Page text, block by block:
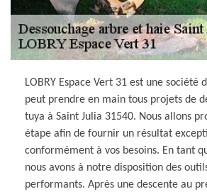
LOBRY Espace Vert 31 est une société
peut prendre en main tous projets de
tuya à Saint Julia 31540. Nous allons
étape afin de fournir un résultat
conformément à vos besoins. En tant
nous avons à notre disposition des
performants. Après une descente au